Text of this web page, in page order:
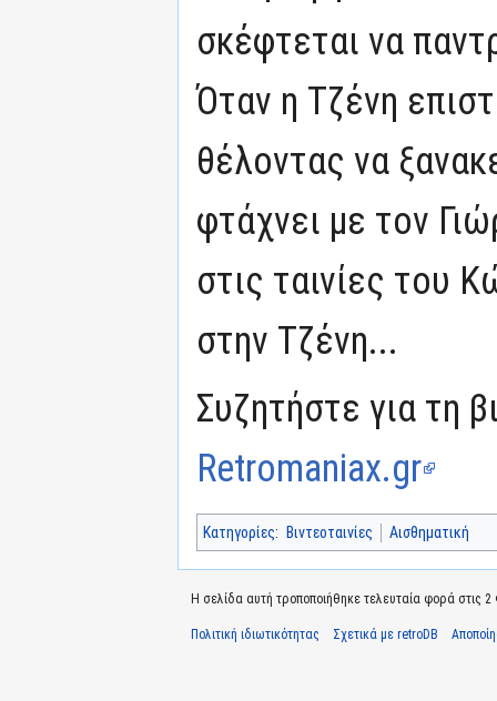
σκέφτεται να
Όταν η Τζένη
θέλοντας να
φτάχνει με τον
στις ταινίες του
στην Τζένη...
Συζητήστε για τη
Retromaniax.gr
Κατηγορίες: Βιντεοταινίες Αισθηματική
Η σελίδα αυτή τροποποιήθηκε τελευταία φορά στις
Πολιτική ιδιωτικότητας Σχετικά με retroDB